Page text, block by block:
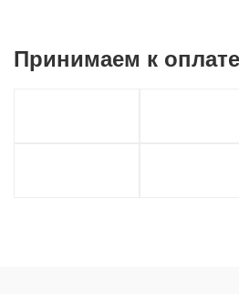
Принимаем к